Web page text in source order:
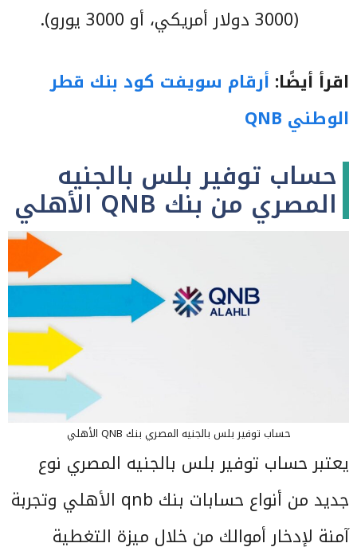
(3000 دولار أمريكي، أو 3000 يورو).
اقرأ أيضًا: أرقام سويفت كود بنك قطر
الوطني QNB
حساب توفير بلس بالجنيه
المصري من بنك QNB الأهلي
حساب توفير بلس بالجنيه المصري بنك QNB الأهلي
يعتبر حساب توفير بلس بالجنيه المصري نوع
جديد من أنواع حسابات بنك qnb الأهلي وتجربة
آمنة لإدخار أموالك من خلال ميزة التغطية